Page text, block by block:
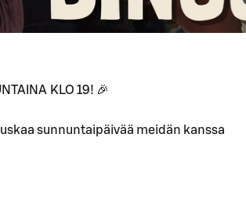
KLO 19! 🎉
sunnuntaipäivää meidän kanssa